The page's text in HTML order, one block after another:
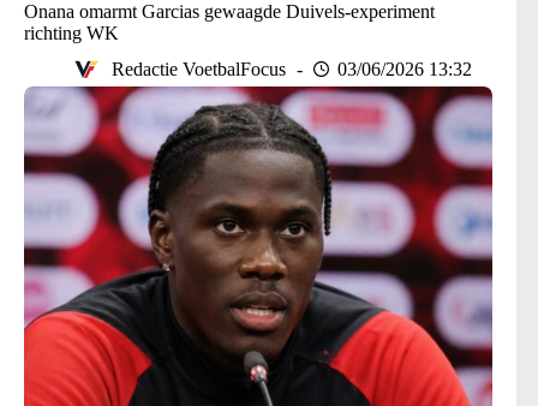
Onana omarmt Garcias gewaagde Duivels-experiment
richting WK
Redactie VoetbalFocus
03/06/2026 13:32